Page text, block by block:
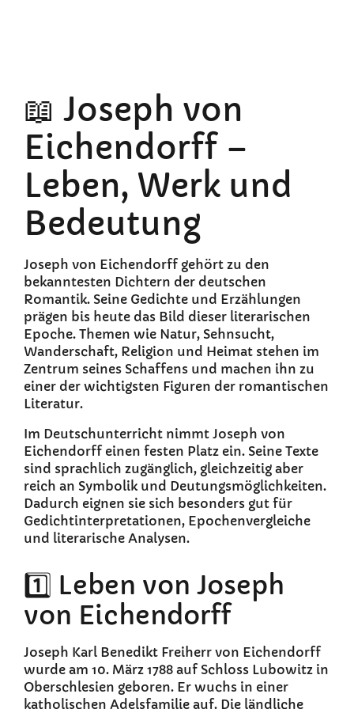
📖 Joseph von
Eichendorff –
Leben, Werk und
Bedeutung
Joseph von Eichendorff gehört zu den
bekanntesten Dichtern der deutschen
Romantik. Seine Gedichte und Erzählungen
prägen bis heute das Bild dieser literarischen
Epoche. Themen wie Natur, Sehnsucht,
Wanderschaft, Religion und Heimat stehen im
Zentrum seines Schaffens und machen ihn zu
einer der wichtigsten Figuren der romantischen
Literatur.
Im Deutschunterricht nimmt Joseph von
Eichendorff einen festen Platz ein. Seine Texte
sind sprachlich zugänglich, gleichzeitig aber
reich an Symbolik und Deutungsmöglichkeiten.
Dadurch eignen sie sich besonders gut für
Gedichtinterpretationen, Epochenvergleiche
und literarische Analysen.
1️⃣ Leben von Joseph
von Eichendorff
Joseph Karl Benedikt Freiherr von Eichendorff
wurde am 10. März 1788 auf Schloss Lubowitz in
Oberschlesien geboren. Er wuchs in einer
katholischen Adelsfamilie auf. Die ländliche